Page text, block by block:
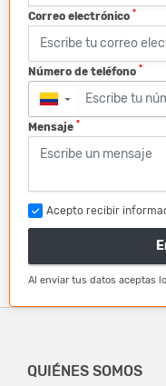
Correo electrónico *
Número de teléfono *
▼
Mensaje *
Acepto recibir
Al enviar tus datos aceptas
QUIÉNES SOMOS